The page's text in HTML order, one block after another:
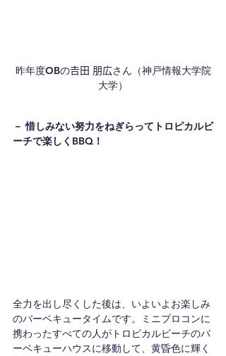
昨年度OBの𠮷田 朋広さん（神戸情報大学院
大学）
－ 惜しみない努力をねぎらってトロピカルビ
ーチで楽しくBBQ！
全力を出し尽くした後は、いよいよお楽しみ
のバーベキュータイムです。ミニプロコンに
携わったすべての人がトロピカルビーチのバ
ーベキューハウスに移動して、黄昏色に輝く